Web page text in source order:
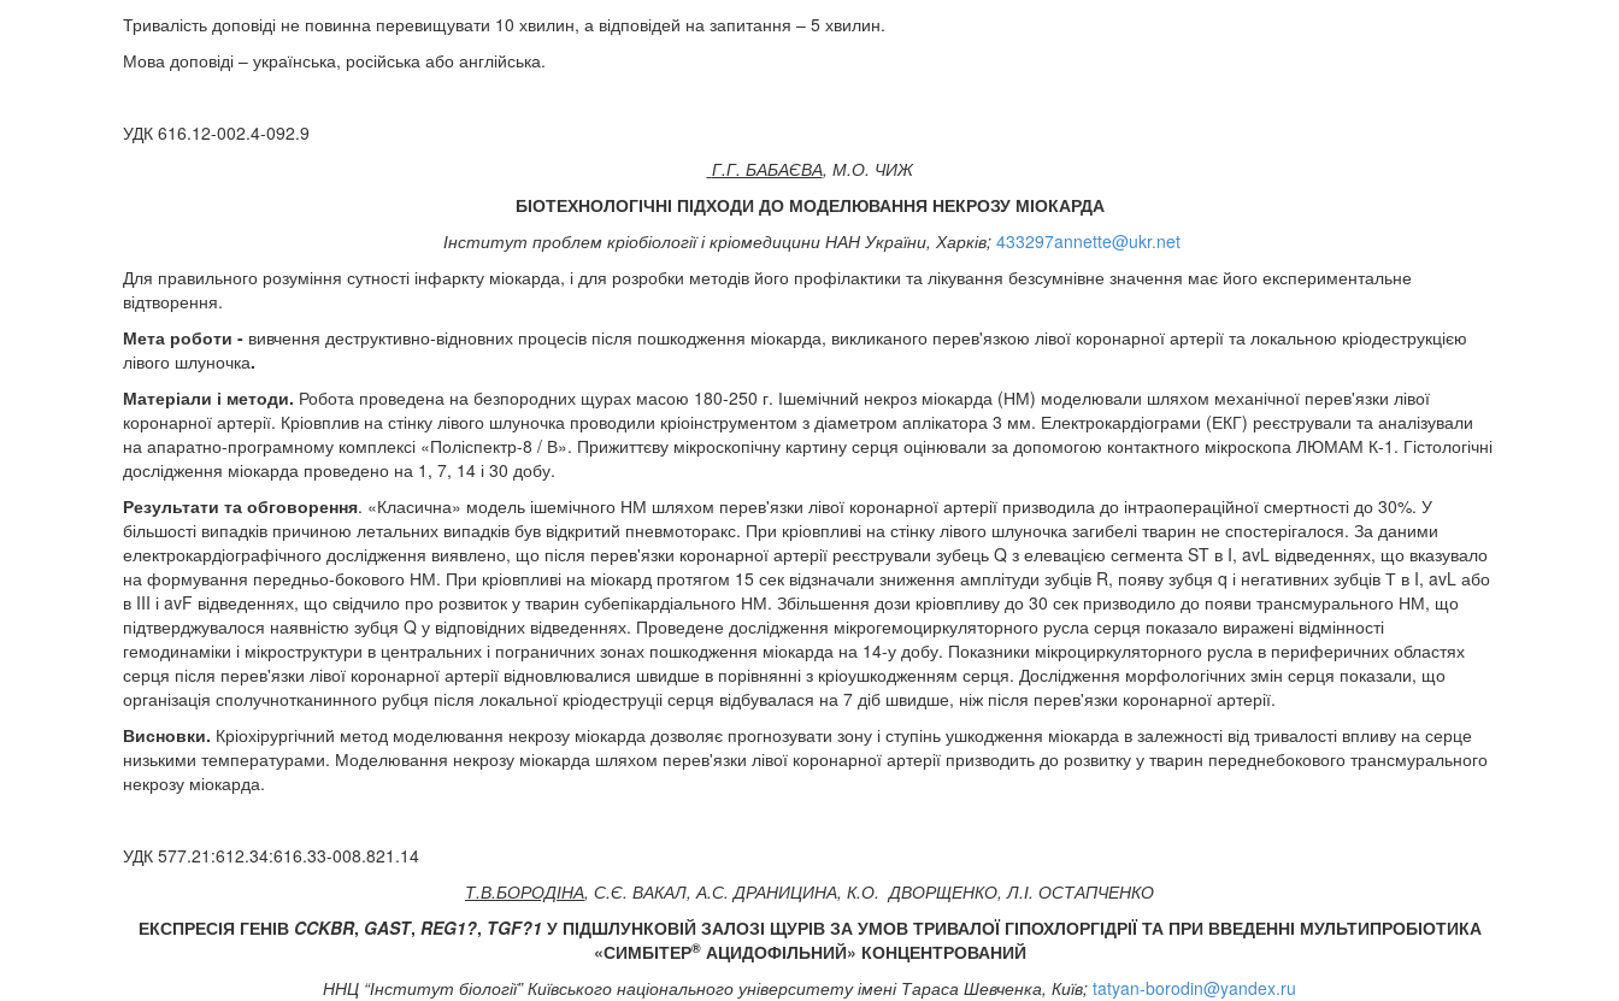
Тривалість доповіді не повинна перевищувати 10 хвилин, а відповідей на запитання – 5 хвилин.
Мова доповіді – українська, російська або англійська.
УДК 616.12-002.4-092.9
Г.Г. БАБАЄВА, М.О. ЧИЖ
БІОТЕХНОЛОГІЧНІ ПІДХОДИ ДО МОДЕЛЮВАННЯ НЕКРОЗУ МІОКАРДА
Інститут проблем кріобіології і кріомедицини НАН України, Харків; 433297annette@ukr.net
Для правильного розуміння сутності інфаркту міокарда, і для розробки методів його профілактики та лікування безсумнівне значення має його експериментальне
відтворення.
Мета роботи - вивчення деструктивно-відновних процесів після пошкодження міокарда, викликаного перев'язкою лівої коронарної артерії та локальною кріодеструкцією
лівого шлуночка.
Матеріали і методи. Робота проведена на безпородних щурах масою 180-250 г. Ішемічний некроз міокарда (НМ) моделювали шляхом механічної перев'язки лівої
коронарної артерії. Кріовплив на стінку лівого шлуночка проводили кріоінструментом з діаметром аплікатора 3 мм. Електрокардіограми (ЕКГ) реєстрували та аналізували
на апаратно-програмному комплексі «Поліспектр-8 / В». Прижиттєву мікроскопічну картину серця оцінювали за допомогою контактного мікроскопа ЛЮМАМ К-1. Гістологічні
дослідження міокарда проведено на 1, 7, 14 і 30 добу.
Результати та обговорення. «Класична» модель ішемічного НМ шляхом перев'язки лівої коронарної артерії призводила до інтраопераційної смертності до 30%. У
більшості випадків причиною летальних випадків був відкритий пневмоторакс. При кріовпливі на стінку лівого шлуночка загибелі тварин не спостерігалося. За даними
електрокардіографічного дослідження виявлено, що після перев'язки коронарної артерії реєстрували зубець Q з елевацією сегмента ST в I, avL відведеннях, що вказувало
на формування передньо-бокового НМ. При кріовпливі на міокард протягом 15 сек відзначали зниження амплітуди зубців R, появу зубця q і негативних зубців Т в I, avL або
в III і avF відведеннях, що свідчило про розвиток у тварин субепікардіального НМ. Збільшення дози кріовпливу до 30 сек призводило до появи трансмурального НМ, що
підтверджувалося наявністю зубця Q у відповідних відведеннях. Проведене дослідження мікрогемоциркуляторного русла серця показало виражені відмінності
гемодинаміки і мікроструктури в центральних і пограничних зонах пошкодження міокарда на 14-у добу. Показники мікроциркуляторного русла в периферичних областях
серця після перев'язки лівої коронарної артерії відновлювалися швидше в порівнянні з кріоушкодженням серця. Дослідження морфологічних змін серця показали, що
організація сполучнотканинного рубця після локальної кріодеструціі серця відбувалася на 7 діб швидше, ніж після перев'язки коронарної артерії.
Висновки. Кріохірургічний метод моделювання некрозу міокарда дозволяє прогнозувати зону і ступінь ушкодження міокарда в залежності від тривалості впливу на серце
низькими температурами. Моделювання некрозу міокарда шляхом перев'язки лівої коронарної артерії призводить до розвитку у тварин переднебокового трансмурального
некрозу міокарда.
УДК 577.21:612.34:616.33-008.821.14
Т.В.БОРОДІНА, С.Є. ВАКАЛ,А.С. ДРАНИЦИНА, К.О. ДВОРЩЕНКО,Л.І. ОСТАПЧЕНКО
ЕКСПРЕСІЯ ГЕНІВ CCKBR, GAST, REG1?, TGF?1 У ПІДШЛУНКОВІЙ ЗАЛОЗІ ЩУРІВ ЗА УМОВ ТРИВАЛОЇ ГІПОХЛОРГІДРІЇ ТА ПРИ ВВЕДЕННІ МУЛЬТИПРОБІОТИКА
«СИМБІТЕР®АЦИДОФІЛЬНИЙ» КОНЦЕНТРОВАНИЙ
ННЦ “Інститут біології”Київського національного університету імені Тараса Шевченка, Київ; tatyan-borodin@yandex.ru